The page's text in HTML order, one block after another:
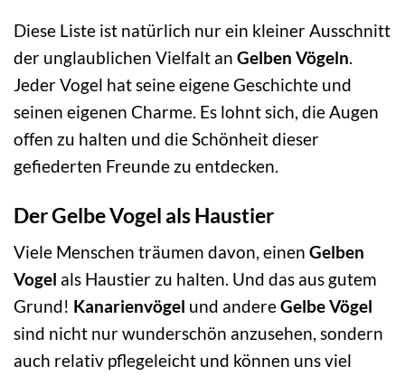
Diese Liste ist natürlich nur ein kleiner Ausschnitt
der unglaublichen Vielfalt an Gelben Vögeln.
Jeder Vogel hat seine eigene Geschichte und
seinen eigenen Charme. Es lohnt sich, die Augen
offen zu halten und die Schönheit dieser
gefiederten Freunde zu entdecken.
Der Gelbe Vogel als Haustier
Viele Menschen träumen davon, einen Gelben
Vogel als Haustier zu halten. Und das aus gutem
Grund! Kanarienvögel und andereGelbe Vögel
sind nicht nur wunderschön anzusehen, sondern
auch relativ pflegeleicht und können uns viel